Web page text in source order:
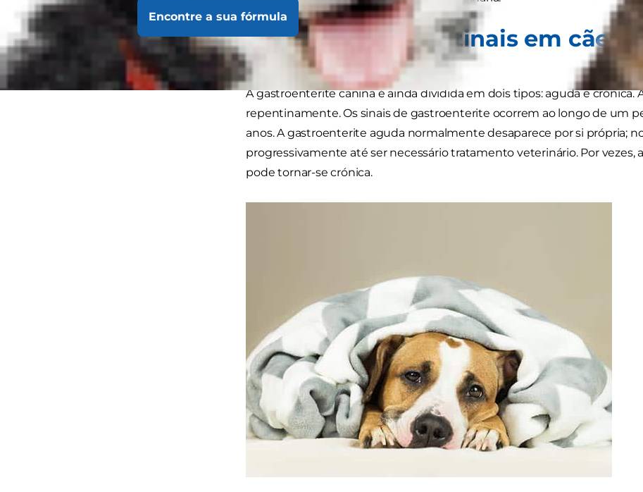
Encontre a sua fórmula
Sinais gastrointestinais em cães
crónica?
A gastroenterite canina é ainda dividida em dois tipos: aguda e crónica.
repentinamente. Os sinais de gastroenterite ocorrem ao longo de um
anos. A gastroenterite aguda normalmente desaparece por si própria;
progressivamente até ser necessário tratamento veterinário. Por vezes,
pode tornar-se crónica.